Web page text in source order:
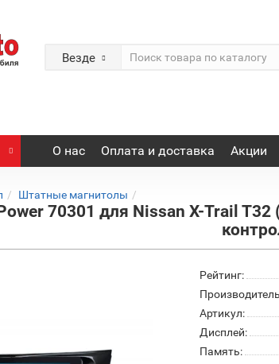
Везде
О нас Оплата и доставка Акции
Штатные магнитолы
70301 для Nissan X-Trail
Рейтинг:
Артикул:
Дисплей:
Память: